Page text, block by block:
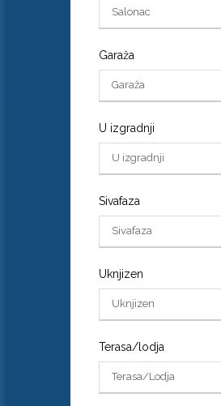
Salonac
Garaža
Garaža
U izgradnji
U izgradnji
Sivafaza
Sivafaza
Uknjizen
Uknjizen
Terasa/lodja
Terasa/Lodja